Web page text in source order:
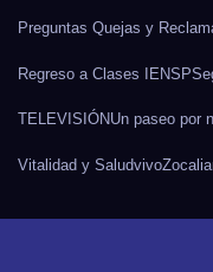
Preguntas Quejas y
Regreso a Clases IENSP
TELEVISIÓNUn paseo por
Vitalidad y Saludvivo